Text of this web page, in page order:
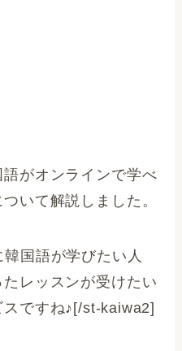
がオンラインで学べ
いて解説しました。
国語が学びたい人
レッスンが受けたい
スですね♪[/st-kaiwa2]